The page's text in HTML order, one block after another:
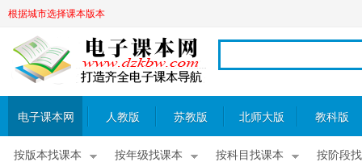
根据城市选择课本版本
电子课本网 人教版 苏教版 北师大版 教科版
按版本找课本 按年级找课本 按科目找课本 按阶段